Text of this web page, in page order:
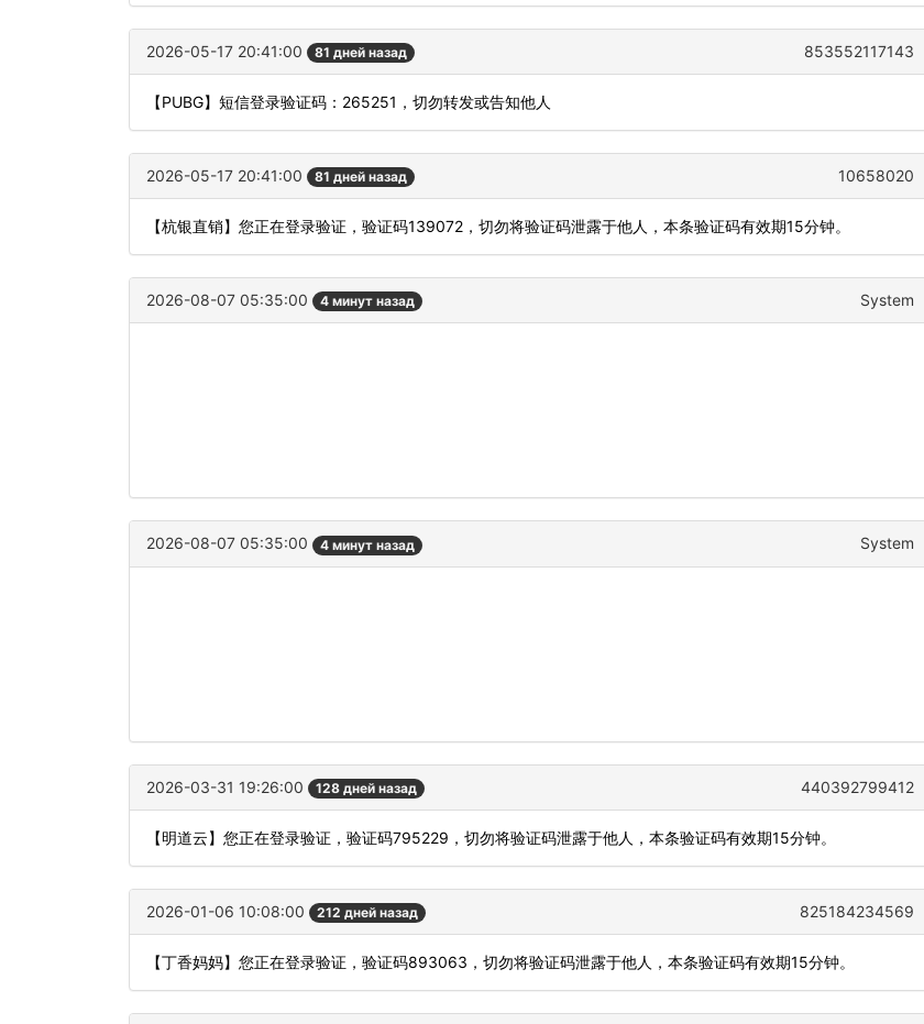
2026-05-17 20:41:00 81 дней назад 853552117143
【PUBG】短信登录验证码：265251，切勿转发或告知他人
2026-05-17 20:41:00 81 дней назад 10658020
【杭银直销】您正在登录验证，验证码139072，切勿将验证码泄露于他人，本条验证码有效期15分钟。
2026-08-07 05:35:00 4 минут назад System
2026-08-07 05:35:00 4 минут назад System
2026-03-31 19:26:00 128 дней назад 440392799412
【明道云】您正在登录验证，验证码795229，切勿将验证码泄露于他人，本条验证码有效期15分钟。
2026-01-06 10:08:00 212 дней назад 825184234569
【丁香妈妈】您正在登录验证，验证码893063，切勿将验证码泄露于他人，本条验证码有效期15分钟。